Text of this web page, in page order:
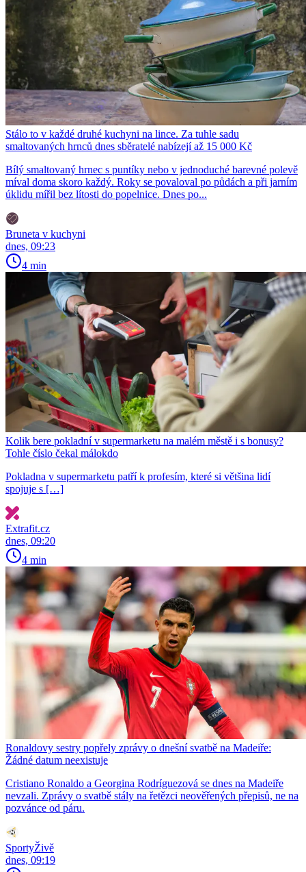
Stálo to v každé druhé kuchyni na lince. Za tuhle sadu
smaltovaných hrnců dnes sběratelé nabízejí až 15 000 Kč
Bílý smaltovaný hrnec s puntíky nebo v jednoduché barevné polevě
míval doma skoro každý. Roky se povaloval po půdách a při jarním
úklidu mířil bez lítosti do popelnice. Dnes po...
Bruneta v kuchyni
dnes, 09:23
4 min
Kolik bere pokladní v supermarketu na malém městě i s bonusy?
Tohle číslo čekal málokdo
Pokladna v supermarketu patří k profesím, které si většina lidí
spojuje s […]
Extrafit.cz
dnes, 09:20
4 min
Ronaldovy sestry popřely zprávy o dnešní svatbě na Madeiře:
Žádné datum neexistuje
Cristiano Ronaldo a Georgina Rodríguezová se dnes na Madeiře
nevzali. Zprávy o svatbě stály na řetězci neověřených přepisů, ne na
pozvánce od páru.
SportyŽivě
dnes, 09:19